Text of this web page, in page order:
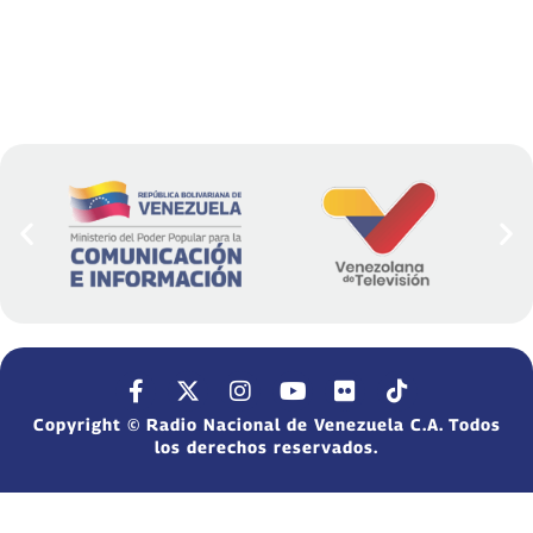
Copyright © Radio Nacional de Venezuela C.A. Todos
los derechos reservados.